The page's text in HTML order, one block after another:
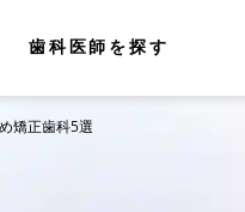
歯科医師を探す
矯正歯科5選